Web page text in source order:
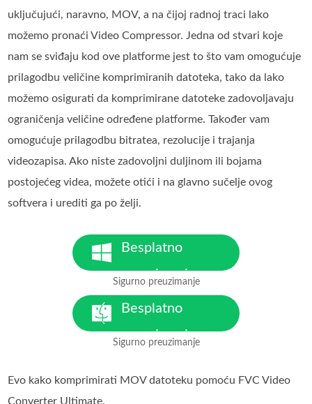
uključujući, naravno, MOV, a na čijoj radnoj traci lako
možemo pronaći Video Compressor. Jedna od stvari koje
nam se sviđaju kod ove platforme jest to što vam omogućuje
prilagodbu veličine komprimiranih datoteka, tako da lako
možemo osigurati da komprimirane datoteke zadovoljavaju
ograničenja veličine određene platforme. Također vam
omogućuje prilagodbu bitratea, rezolucije i trajanja
videozapisa. Ako niste zadovoljni duljinom ili bojama
postojećeg videa, možete otići i na glavno sučelje ovog
softvera i urediti ga po želji.
Besplatno
preuzimanje
Za Windows 7 ili noviji
Sigurno preuzimanje
Besplatno
preuzimanje
Za MacOS 10.7 ili noviji
Sigurno preuzimanje
Evo kako komprimirati MOV datoteku pomoću FVC Video
Converter Ultimate.